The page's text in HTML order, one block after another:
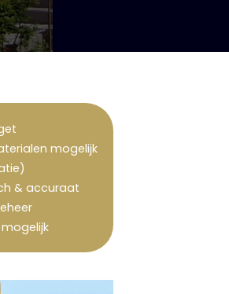
mogelijk
& accuraat